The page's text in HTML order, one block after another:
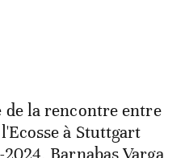
de la rencontre entre
à Stuttgart